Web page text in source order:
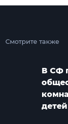
Смотрите также
В СФ
детей